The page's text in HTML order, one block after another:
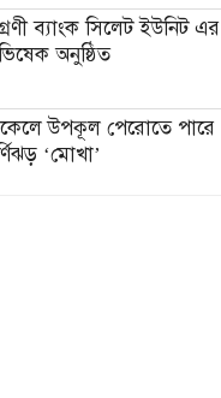
ব্যাংক সিলেট ইউনিট এর
অনুষ্ঠিত
উপকূল পেরোতে পারে
‘মোখা’